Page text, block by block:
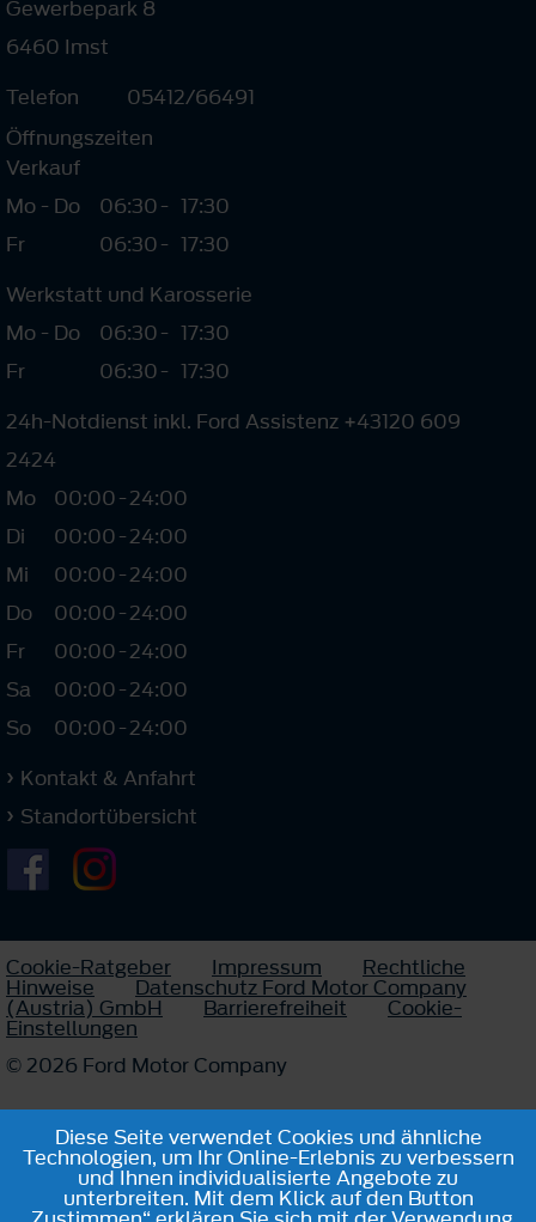
Gewerbepark 8
6460 Imst
Telefon
05412/66491
Öffnungszeiten
Verkauf
Mo - Do
06:30- 17:30
Fr
06:30- 17:30
Werkstatt und Karosserie
Mo - Do
06:30- 17:30
Fr
06:30- 17:30
24h-Notdienst inkl. Ford Assistenz +43120 609
2424
Mo
00:00-24:00
Di
00:00-24:00
Mi
00:00-24:00
Do
00:00-24:00
Fr
00:00-24:00
Sa
00:00-24:00
So
00:00-24:00
Kontakt & Anfahrt
Standortübersicht
Cookie-Ratgeber Impressum Rechtliche
Hinweise Datenschutz Ford Motor Company
(Austria) GmbH Barrierefreiheit Cookie-
Einstellungen
© 2026 Ford Motor Company
Diese Seite verwendet Cookies und ähnliche
Technologien, um Ihr Online-Erlebnis zu verbessern
und Ihnen individualisierte Angebote zu
unterbreiten. Mit dem Klick auf den Button